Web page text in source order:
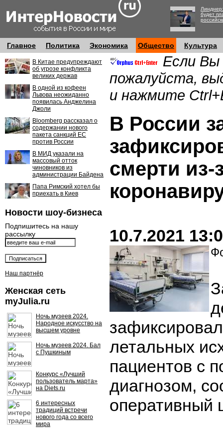
будет
Главное Политика Экономика Общество Культура
В Китае предупреждают
об угрозе конфликта
великих держав
В одной из кофеен
Львова неожиданно
появилась Анджелина
Джоли
Bloomberg рассказал о
содержании нового
пакета санкций ЕС
против России
В МИД указали на
массовый отток
чиновников из
администрации Байдена
Папа Римский хотел бы
приехать в Киев
Новости шоу-бизнеса
Подпишитесь на нашу
рассылку
Наш партнёр
Женская сеть
myJulia.ru
Ночь музеев 2024.
Народное искусство на
высшем уровне
Ночь музеев 2024. Бал
с Пушкиным
Конкурс «Лучший
пользователь марта»
на Diets.ru
6 интересных
традиций встречи
нового года со всего
мира
Если Вы
пожалуйста,
и нажмите
В России
смерти из-
10.7.2021
летальных
пациентов с
диагнозом,
оперативный